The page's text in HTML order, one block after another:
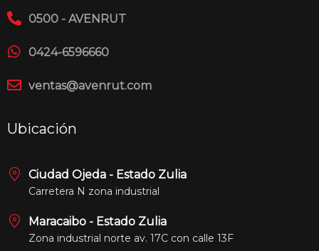
0500 - AVENRUT
0424-6596660
ventas@avenrut.com
Ubicación
Ciudad Ojeda - Estado Zulia
Carretera N zona industrial
Maracaibo - Estado Zulia
Zona industrial norte av. 17C con calle 13F